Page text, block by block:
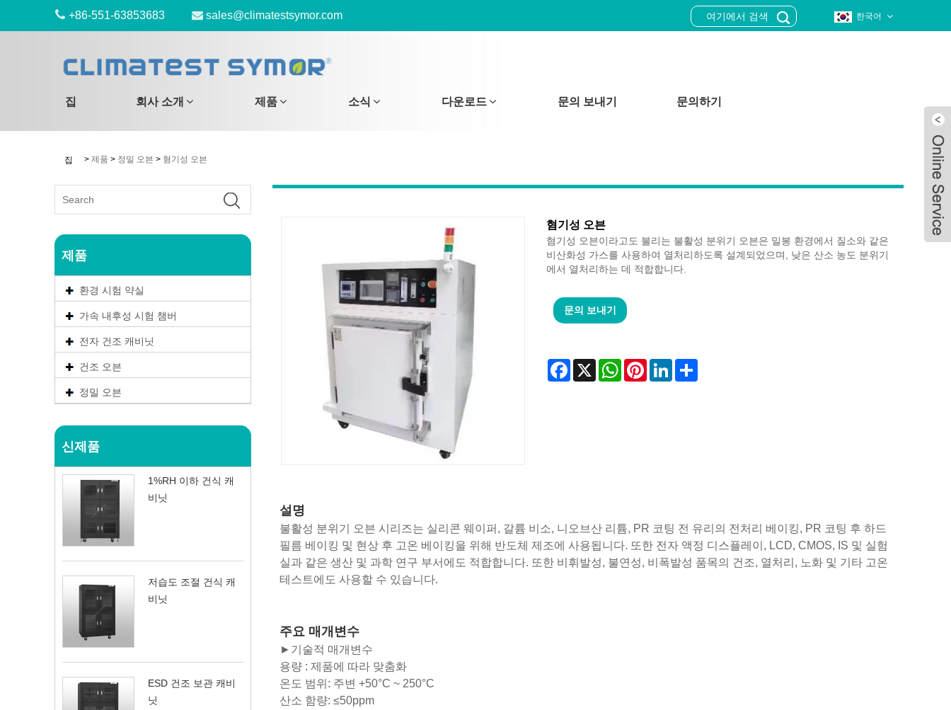
+86-551-63853683 sales@climatestsymor.com 한국어
집 회사 소개 제품 소식 다운로드 문의 보내기 문의하기
집 > 제품 > 정밀 오븐 > 혐기성 오븐
제품
환경 시험 약실
가속 내후성 시험 챔버
전자 건조 캐비닛
건조 오븐
정밀 오븐
신제품
1%RH 이하 건식 캐
비닛
저습도 조절 건식 캐
비닛
ESD 건조 보관 캐비
닛
혐기성 오븐
혐기성 오븐이라고도 불리는 불활성 분위기 오븐은 밀봉 환경에서 질소와 같은
비산화성 가스를 사용하여 열처리하도록 설계되었으며, 낮은 산소 농도 분위기
에서 열처리하는 데 적합합니다.
문의 보내기
Facebook
X WhatsAppPinterestLinkedInShare
설명
불활성 분위기 오븐 시리즈는 실리콘 웨이퍼, 갈륨 비소, 니오브산 리튬, PR 코팅 전 유리의 전처리 베이킹, PR 코팅 후 하드
필름 베이킹 및 현상 후 고온 베이킹을 위해 반도체 제조에 사용됩니다. 또한 전자 액정 디스플레이, LCD, CMOS, IS 및 실험
실과 같은 생산 및 과학 연구 부서에도 적합합니다. 또한 비휘발성, 불연성, 비폭발성 품목의 건조, 열처리, 노화 및 기타 고온
테스트에도 사용할 수 있습니다.
주요 매개변수
►기술적 매개변수
용량 : 제품에 따라 맞춤화
온도 범위: 주변 +50°C ~ 250°C
산소 함량: ≤50ppm